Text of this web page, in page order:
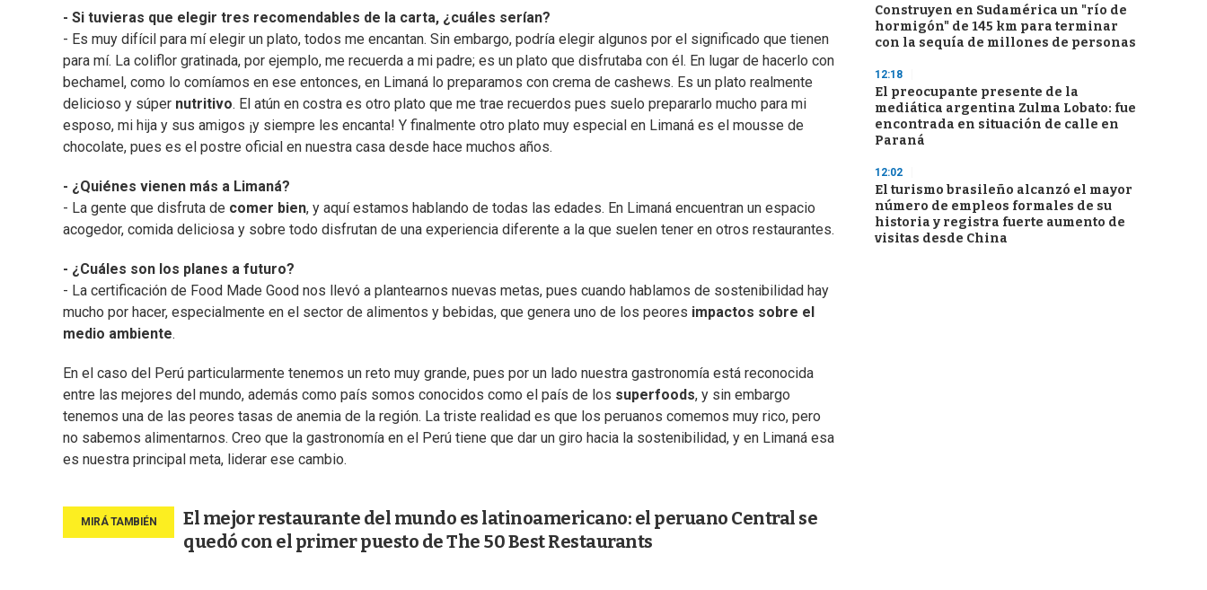
- Si tuvieras que elegir tres recomendables de la carta, ¿cuáles serían?
- Es muy difícil para mí elegir un plato, todos me encantan. Sin embargo, podría elegir algunos por el significado que tienen
para mí. La coliflor gratinada, por ejemplo, me recuerda a mi padre; es un plato que disfrutaba con él. En lugar de hacerlo con
bechamel, como lo comíamos en ese entonces, en Limaná lo preparamos con crema de cashews. Es un plato realmente
delicioso y súper nutritivo. El atún en costra es otro plato que me trae recuerdos pues suelo prepararlo mucho para mi
esposo, mi hija y sus amigos ¡y siempre les encanta! Y finalmente otro plato muy especial en Limaná es el mousse de
chocolate, pues es el postre oficial en nuestra casa desde hace muchos años.
- ¿Quiénes vienen más a Limaná?
- La gente que disfruta de comer bien, y aquí estamos hablando de todas las edades. En Limaná encuentran un espacio
acogedor, comida deliciosa y sobre todo disfrutan de una experiencia diferente a la que suelen tener en otros restaurantes.
- ¿Cuáles son los planes a futuro?
- La certificación de Food Made Good nos llevó a plantearnos nuevas metas, pues cuando hablamos de sostenibilidad hay
mucho por hacer, especialmente en el sector de alimentos y bebidas, que genera uno de los peores impactos sobre el
medio ambiente.
En el caso del Perú particularmente tenemos un reto muy grande, pues por un lado nuestra gastronomía está reconocida
entre las mejores del mundo, además como país somos conocidos como el país de los superfoods, y sin embargo
tenemos una de las peores tasas de anemia de la región. La triste realidad es que los peruanos comemos muy rico, pero
no sabemos alimentarnos. Creo que la gastronomía en el Perú tiene que dar un giro hacia la sostenibilidad, y en Limaná esa
es nuestra principal meta, liderar ese cambio.
El mejor restaurante del mundo es latinoamericano: el peruano Central se
quedó con el primer puesto de The 50 Best Restaurants
Construyen en Sudamérica un "río de
hormigón" de 145 km para terminar
con la sequía de millones de personas
12:18
El preocupante presente de la
mediática argentina Zulma Lobato: fue
encontrada en situación de calle en
Paraná
12:02
El turismo brasileño alcanzó el mayor
número de empleos formales de su
historia y registra fuerte aumento de
visitas desde China